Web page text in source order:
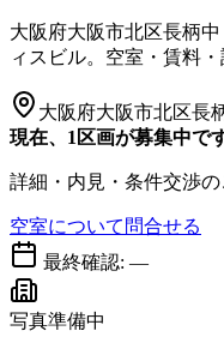
大阪府大阪市北区長柄
ィスビル。空室・賃料
大阪府大阪市北区長
現在、1区画が募集中で
詳細・内見・条件交渉の
空室について問合せる
最終確認: —
写真準備中